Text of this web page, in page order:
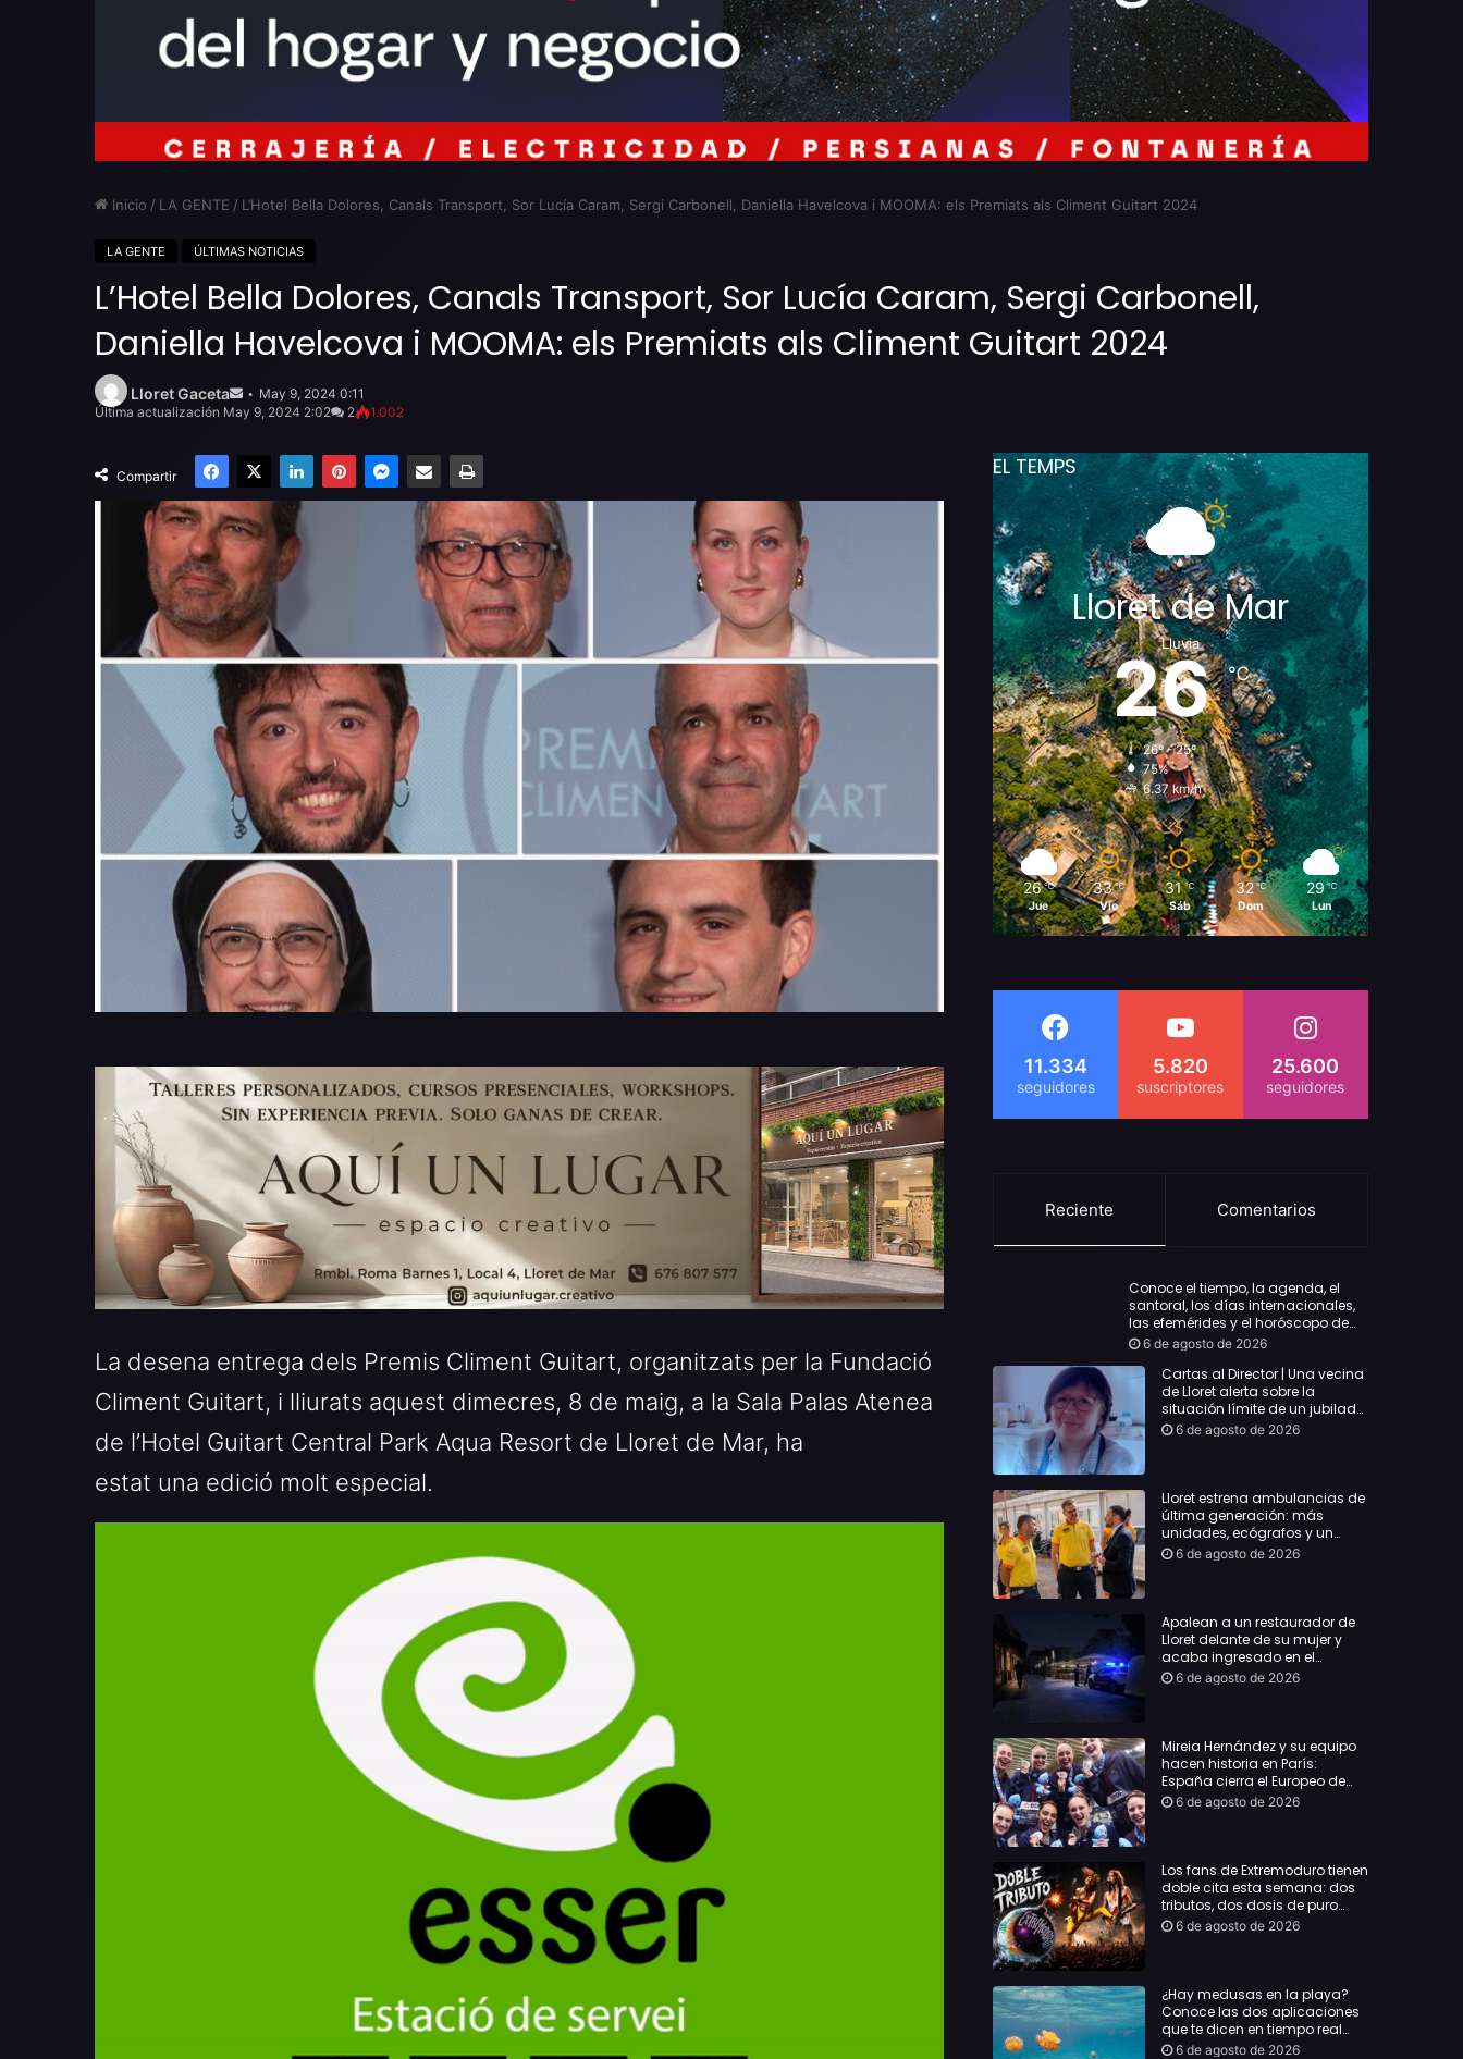
Inicio / LA GENTE / L’Hotel Bella Dolores, Canals Transport, Sor Lucía Caram, Sergi Carbonell, Daniella Havelcova i MOOMA: els Premiats als Climent Guitart 2024
LA GENTE ÚLTIMAS NOTICIAS
L’Hotel Bella Dolores, Canals Transport, Sor Lucía Caram, Sergi Carbonell,
Daniella Havelcova i MOOMA: els Premiats als Climent Guitart 2024
Lloret Gaceta
emailMay 9, 2024 0:11
Última actualización May 9, 2024 2:02
2 1.002
Compartir
Facebook
X LinkedInPinterestMessenger
Compartir por email Imprimir
La desena entrega dels Premis Climent Guitart, organitzats per la Fundació
Climent Guitart, i lliurats aquest dimecres, 8 de maig, a la Sala Palas Atenea
de l’Hotel Guitart Central Park Aqua Resort de Lloret de Mar, ha
estat una edició molt especial.
EL TEMPS
Lloret de Mar
Lluvia
26℃
26º - 25º
75%
6.37 km/h
26 ℃
Jue
33 ℃
Vie
31 ℃
Sáb
32 ℃
Dom
29 ℃
Lun
11.334 5.820 25.600
Reciente Comentarios
Conoce el tiempo, la agenda, el
santoral, los días internacionales,
las efemérides y el horóscopo de
hoy Jueves, 6 de agosto de 2026
6 de agosto de 2026
Cartas al Director | Una vecina
de Lloret alerta sobre la
situación límite de un jubilado
de 65 años y pide una
6 de agosto de 2026
Lloret estrena ambulancias de
última generación: más
unidades, ecógrafos y un
servicio reforzado las 24 horas
6 de agosto de 2026
Apalean a un restaurador de
Lloret delante de su mujer y
acaba ingresado en el
Hospital Vall d’Hebron
6 de agosto de 2026
Mireia Hernández y su equipo
hacen historia en París:
España cierra el Europeo de
natación artística con ocho
6 de agosto de 2026
Los fans de Extremoduro tienen
doble cita esta semana: dos
tributos, dos dosis de puro
rock de la mano del Clon
6 de agosto de 2026
¿Hay medusas en la playa?
Conoce las dos aplicaciones
que te dicen en tiempo real
dónde bañarte con
6 de agosto de 2026